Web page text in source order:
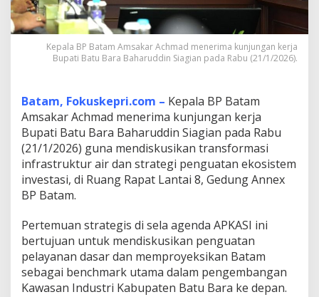
t
i
B
a
t
a
a
T
e
r
t
a
k
R
e
p
l
Kepala BP Batam Amsakar Achmad menerima kunjungan kerja
Bupati Batu Bara Baharuddin Siagian pada Rabu (21/1/2026).
Batam, Fokuskepri.com – Kepala BP Batam
Amsakar Achmad menerima kunjungan kerja
Bupati Batu Bara Baharuddin Siagian pada Rabu
(21/1/2026) guna mendiskusikan transformasi
infrastruktur air dan strategi penguatan ekosistem
investasi, di Ruang Rapat Lantai 8, Gedung Annex
BP Batam.
Pertemuan strategis di sela agenda APKASI ini
bertujuan untuk mendiskusikan penguatan
pelayanan dasar dan memproyeksikan Batam
sebagai benchmark utama dalam pengembangan
Kawasan Industri Kabupaten Batu Bara ke depan.